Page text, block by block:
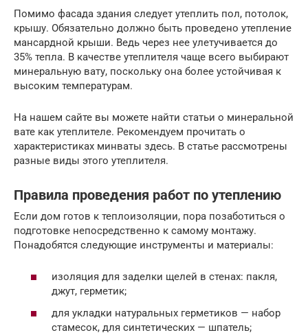
Помимо фасада здания следует утеплить пол, потолок,
крышу. Обязательно должно быть проведено утепление
мансардной крыши. Ведь через нее улетучивается до
35% тепла. В качестве утеплителя чаще всего выбирают
минеральную вату, поскольку она более устойчивая к
высоким температурам.
На нашем сайте вы можете найти статьи о минеральной
вате как утеплителе. Рекомендуем прочитать о
характеристиках минваты здесь. В статье рассмотрены
разные виды этого утеплителя.
Правила проведения работ по утеплению
Если дом готов к теплоизоляции, пора позаботиться о
подготовке непосредственно к самому монтажу.
Понадобятся следующие инструменты и материалы:
изоляция для заделки щелей в стенах: пакля,
джут, герметик;
для укладки натуральных герметиков — набор
стамесок, для синтетических — шпатель;